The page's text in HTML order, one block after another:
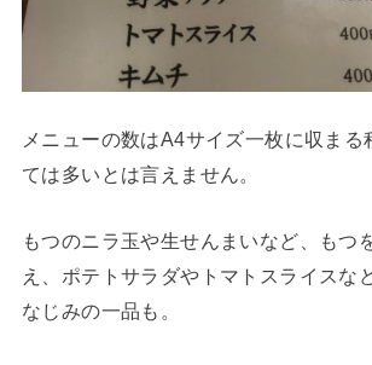
メニューの数はA4サイズ一枚に収まる
ては多いとは言えません。
もつのニラ玉や生せんまいなど、もつ
え、ポテトサラダやトマトスライスな
なじみの一品も。